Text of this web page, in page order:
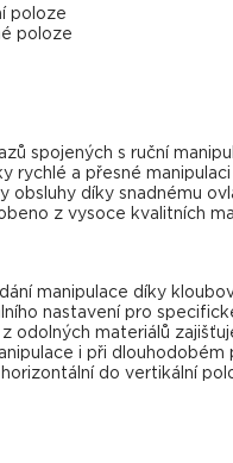
poloze
poloze
spojených s ruční
rychlé a přesné manipulaci
obsluhy díky snadnému
z vysoce kvalitních
manipulace díky
nastavení pro
odolných materiálů
i při dlouhodobém
do vertikální